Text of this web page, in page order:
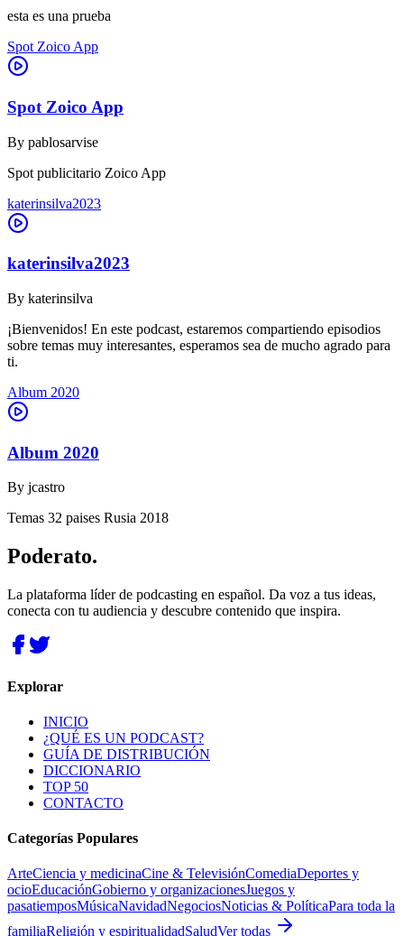
esta es una prueba
Spot Zoico App
Spot Zoico App
By pablosarvise
Spot publicitario Zoico App
katerinsilva2023
katerinsilva2023
By katerinsilva
¡Bienvenidos! En este podcast, estaremos compartiendo episodios
sobre temas muy interesantes, esperamos sea de mucho agrado para
ti.
Album 2020
Album 2020
By jcastro
Temas 32 paises Rusia 2018
Poderato.
La plataforma líder de podcasting en español. Da voz a tus ideas,
conecta con tu audiencia y descubre contenido que inspira.
Explorar
INICIO
¿QUÉ ES UN PODCAST?
GUÍA DE DISTRIBUCIÓN
DICCIONARIO
TOP 50
CONTACTO
Categorías Populares
ArteCiencia y medicinaCine & TelevisiónComediaDeportes y
ocioEducaciónGobierno y organizacionesJuegos y
pasatiemposMúsicaNavidadNegociosNoticias & PolíticaPara toda la
familiaReligión y espiritualidadSaludVer todas